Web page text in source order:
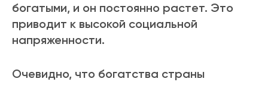
богатыми, и он постоянно растет. Это
приводит к высокой социальной
напряженности.
Очевидно, что богатства страны